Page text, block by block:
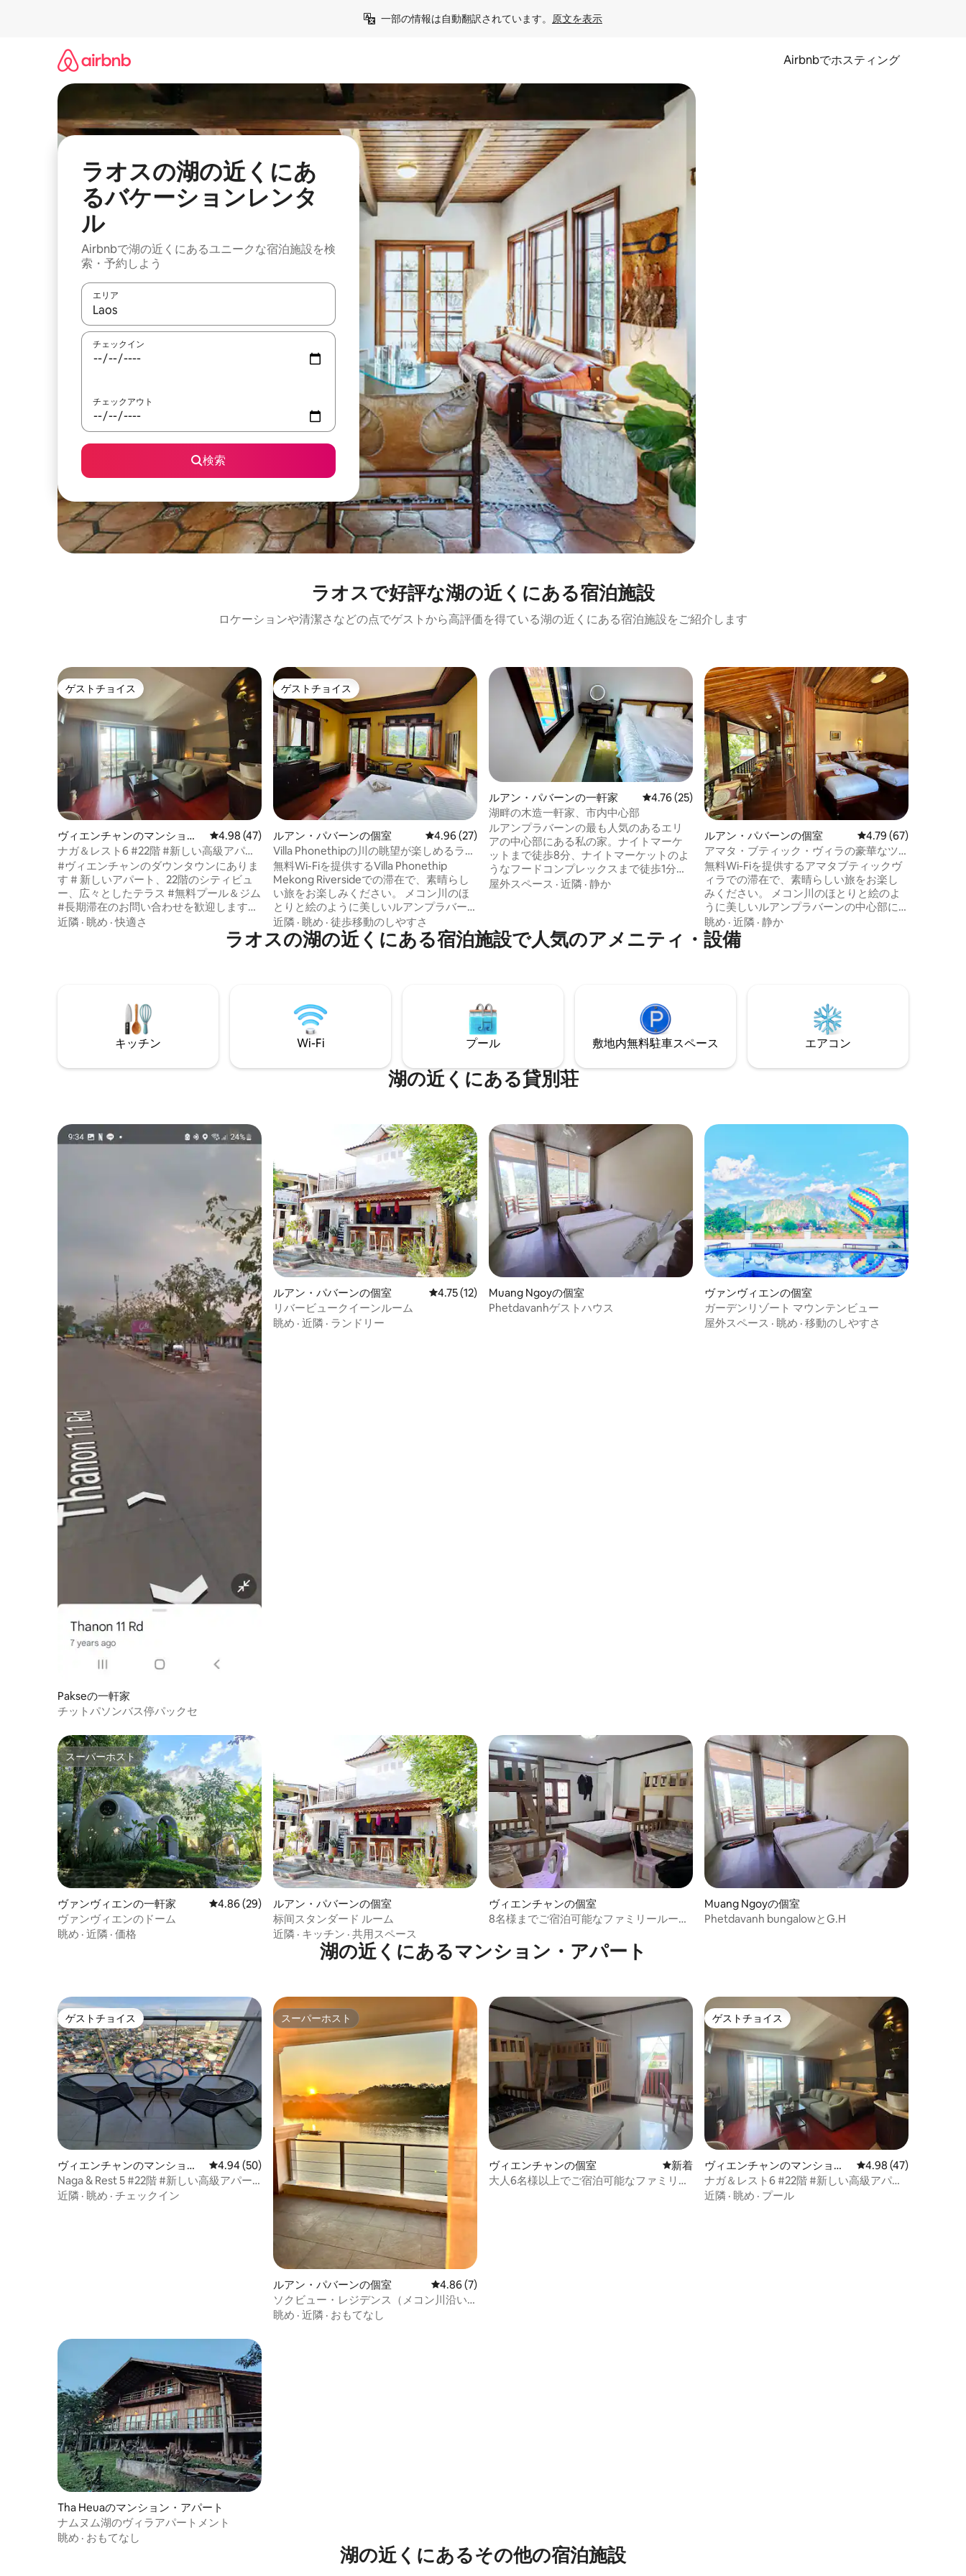
一部の情報は自動翻訳されています。 原文を表示
Airbnbでホスティング
ラオスの湖の近くにあ
るバケーションレンタ
ル
Airbnbで湖の近くにあるユニークな宿泊施設を検
索・予約しよう
エリア
検索結果が表示されたら、上下の矢印キーを使って移動するか、画面をタッチまたはスワイプして検索結果を確認することができます。
チェックイン
チェックアウト
検索
ラオスで好評な湖の近くにある宿泊施設
ロケーションや清潔さなどの点でゲストから高評価を得ている湖の近くにある宿泊施設をご紹介します
ゲストチョイス
ゲストチョイス
ヴィエンチャンのマンショ
ン・アパート
レビュー47件、5つ星中4.98つ星の平均評価
4.98 (47)
ナガ＆レスト6 #22階 #新しい高級アパー
ト #大型ショッピングモール #ビエンティ
アン中心街
#ヴィエンチャンのダウンタウンにありま
す # 新しいアパート、22階のシティビュ
ー、広々としたテラス #無料プール＆ジム
#長期滞在のお問い合わせを歓迎します🙏
#巨大な高級ショッピングセンター
PARKSON MALL （徒歩1分） # 近くに有
名なレストランやカフェ #ヴィエンチャ
ヴィエンチャン最大のクアディン・ドー
ン・マーケット（徒歩10分） #メコン川夜
市＆トラベラーズストリート（3.1km）
近隣 · 眺め ·快適さ
ゲストチョイス
ゲストチョイス
ルアン・パバーンの個室 レビュー27件、5つ星中4.96つ星の平均評価
4.96 (27)
Villa Phonethipの川の眺望が楽しめるラグ
ジュアリーファミリースイート
無料Wi-Fiを提供するVilla Phonethip
Mekong Riversideでの滞在で、素晴らし
い旅をお楽しみください。 メコン川のほ
とりと絵のように美しいルアンプラバー
ンの市内中心部に戦略的に位置し、地元
のアトラクションや観光スポットに近
く、アクセスしやすいです。 この高品質
ビスが当たり前です。 オーナーのMr.Billさ
んは、完璧で思い出に残る滞在をさせて
いただきます。
近隣 · 眺め · 徒歩移動のしやすさ
ルアン・パバーンの一軒家 レビュー25件、5つ星中4.76つ星の平均評価
4.76 (25)
湖畔の木造一軒家、市内中心部
ルアンプラバーンの最も人気のあるエリ
アの中心部にある私の家。ナイトマーケ
ットまで徒歩8分、ナイトマーケットのよ
うなフードコンプレックスまで徒歩1分で
す。 スマートドアでお好きな番号のコー
を眺め、快適なベッドに横になって鯉が
泳ぐのを見ると、きっと気に入っていた
屋外スペース · 近隣 · 静か
ルアン・パバーンの個室 レビュー67件、5つ
4.79 (67)
アマタ・ブティック・ヴィラの豪華なツ
インベッドシティビュー
無料Wi-Fiを提供するアマタブティックヴ
ィラでの滞在で、素晴らしい旅をお楽し
みください。 メコン川のほとりと絵のよ
うに美しいルアンプラバーンの中心部に
戦略的に位置し、地元のアトラクション
や観光スポットへのアクセスと近さを提
供します。 この高品質の宿泊施設では、
です。 オーナーのMr.Billさんは、完璧で思
い出に残る滞在をさせていただきます。
眺め · 近隣 · 静か
ラオスの湖の近くにある宿泊施設で人気のアメニティ・設備
キッチン Wi-Fi プール 敷地内無料駐⁠車ス⁠ペ⁠ー⁠ス エアコン
湖の近くにある貸別荘
Pakseの一軒家
チットパソンバス停パックセ
ルアン・パバーンの個室 レビュー12件、5つ星中4.75つ星の平均評価
4.75 (12)
リバービュークイーンルーム
眺め · 近隣 · ランドリー
Muang Ngoyの個室
Phetdavanhゲストハウス
ヴァンヴィエンの個室
ガーデンリゾート マウンテンビュー
屋外スペース · 眺め · 移動のしやすさ
スーパーホスト
スーパーホスト
ヴァンヴィエンの一軒家 レビュー29件、5つ星中4.86つ星の平均評価
4.86 (29)
ヴァンヴィエンのドーム
眺め · 近隣 · 価格
ルアン・パバーンの個室
标间スタンダード ルーム
近隣 · キッチン · 共用スペース
ヴィエンチャンの個室
8名様までご宿泊可能なファミリールーム
Muang Ngoyの個室
Phetdavanh bungalowとG.H
湖の近くにあるマンション・アパート
ゲストチョイス
ゲストチョイス
ヴィエンチャンのマンショ
ン・アパート
レビュー50件、5つ星中4.94つ星の平均評価
4.94 (50)
Naga & Rest 5 #22階 #新しい高級アパー
ト #大型ショッピングモール #ビエンティ
近隣 · 眺め · チェックイン
スーパーホスト
スーパーホスト
ルアン・パバーンの個室 レビュー7件、5つ星中4.86つ星の平均評価
4.86 (7)
ソクビュー・レジデンス（メコン川沿い
のアパート）
眺め · 近隣 · おもてなし
ヴィエンチャンの個室 新しい宿泊先
新着
大人6名様以上でご宿泊可能なファミリー
ゲストチョイス
ゲストチョイス
ヴィエンチャンのマンショ
ン・アパート
レビュー47件、5つ
4.98 (47)
ナガ＆レスト6 #22階 #新しい高級アパー
ト #大型ショッピングモール #ビエンティ
近隣 · 眺め · プール
Tha Heuaのマンション・アパート
ナムヌム湖のヴィラアパートメント
眺め · おもてなし
湖の近くにあるその他の宿泊施設